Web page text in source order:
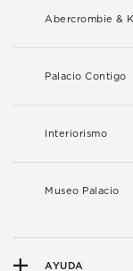
Abercrombie &
Palacio Contigo
Interiorismo
Museo Palacio
AYUDA